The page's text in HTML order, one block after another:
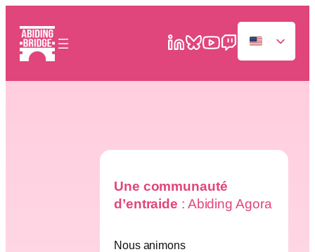
content
Une communauté
d’entraide : Abiding Agora
Nous animons